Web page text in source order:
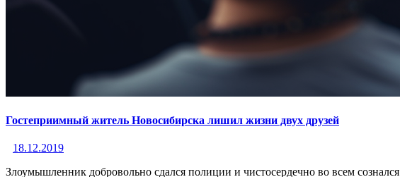
Гостеприимный житель Новосибирска лишил жизни двух друзей
18.12.2019
Злоумышленник добровольно сдался полиции и чистосердечно во всем сознался